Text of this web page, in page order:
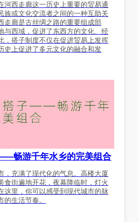
河西走廊这一历史上重要的贸易通
族或文化交流者之间的一种互助关
走廊是古丝绸之路的重要组成部
与西域，促进了东西方的文化、经
，搭子制度不仅在促进贸易上发挥
史上促进了多元文化的融合和发
畅游千年水乡的完美组合
，充满了现代化的气息。高楼大厦
食街遍地开花，夜幕降临时，灯火
这里，你可以感受到现代城市的脉
生活节奏。